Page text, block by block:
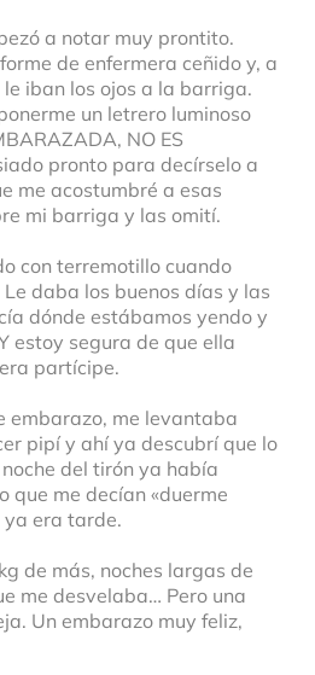
a notar muy prontito.
de enfermera ceñido y, a
iban los ojos a la barriga.
un letrero luminoso
NO ES
pronto para decírselo a
me acostumbré a esas
mi barriga y las omití.
con terremotillo cuando
daba los buenos días y las
dónde estábamos yendo y
estoy segura de que ella
partícipe.
embarazo, me levantaba
pipí y ahí ya descubrí que lo
del tirón ya había
que me decían «duerme
era tarde.
de más, noches largas de
me desvelaba… Pero una
Un embarazo muy feliz,